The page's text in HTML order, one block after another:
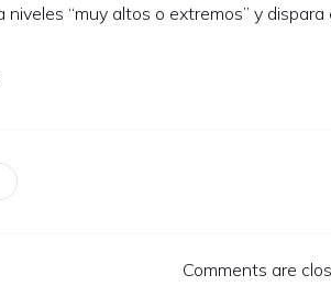
niveles “muy altos o extremos” y dispara
Comments are